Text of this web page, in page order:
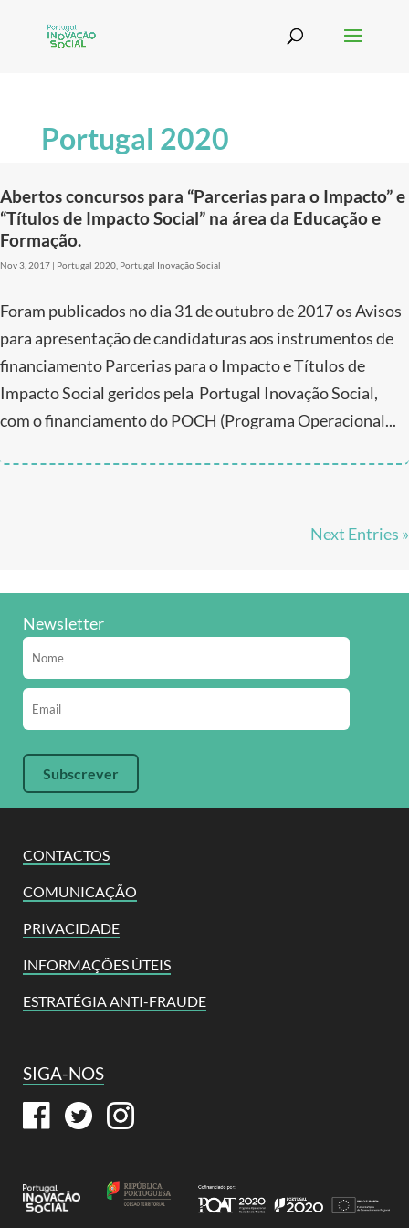
Portugal 2020
Abertos concursos para “Parcerias para o Impacto” e
“Títulos de Impacto Social” na área da Educação e
Formação.
Nov 3, 2017 | Portugal 2020 Portugal Inovação Social
Foram publicados no dia 31 de outubro de 2017 os Avisos
para apresentação de candidaturas aos instrumentos de
financiamento Parcerias para o Impacto e Títulos de
Impacto Social geridos pela Portugal Inovação Social,
com o financiamento do POCH (Programa Operacional...
Next Entries »
CONTACTOS
COMUNICAÇÃO
PRIVACIDADE
INFORMAÇÕES ÚTEIS
ESTRATÉGIA ANTI-FRAUDE
SIGA-NOS
Newsletter